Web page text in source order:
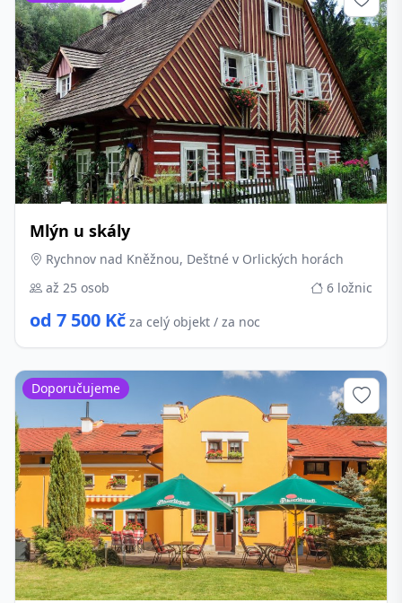
Mlýn u skály
Rychnov nad Kněžnou, Deštné v Orlických horách
až 25 osob
6 ložnic
od 7 500 Kč za celý objekt / za noc
Doporučujeme